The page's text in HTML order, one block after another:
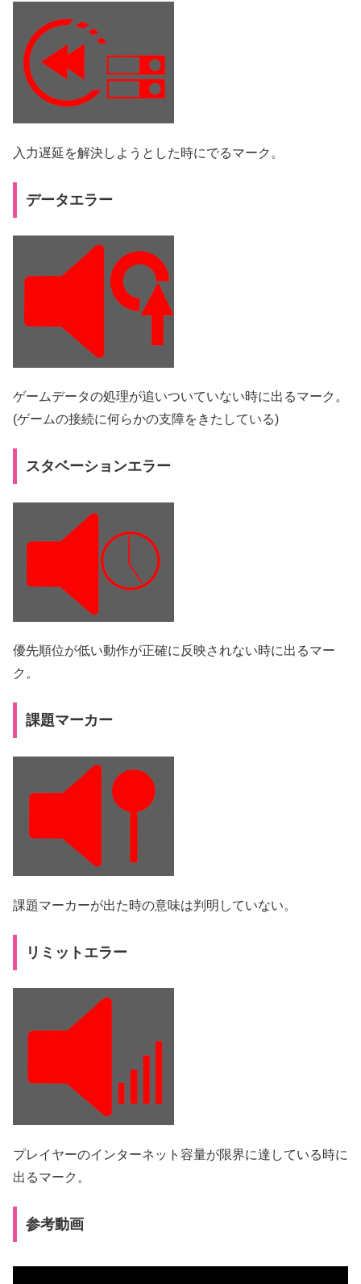
入力遅延を解決しようとした時にでるマーク。
データエラー
ゲームデータの処理が追いついていない時に出るマーク。
(ゲームの接続に何らかの支障をきたしている)
スタベーションエラー
優先順位が低い動作が正確に反映されない時に出るマー
ク。
課題マーカー
課題マーカーが出た時の意味は判明していない。
リミットエラー
プレイヤーのインターネット容量が限界に達している時に
出るマーク。
参考動画